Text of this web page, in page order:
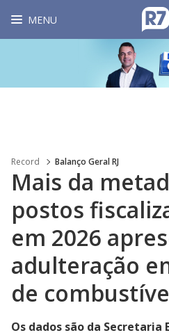
MENU
Record Balanço Geral RJ
Mais da
postos
em 2026
adulteração
de
Os dados são da Secretaria